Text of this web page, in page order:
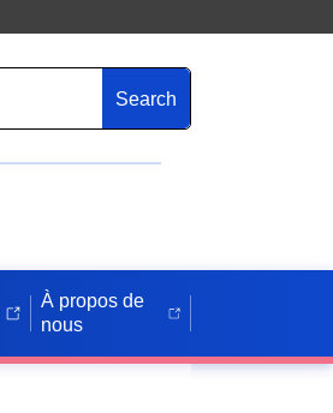
Search
À propos de
nous